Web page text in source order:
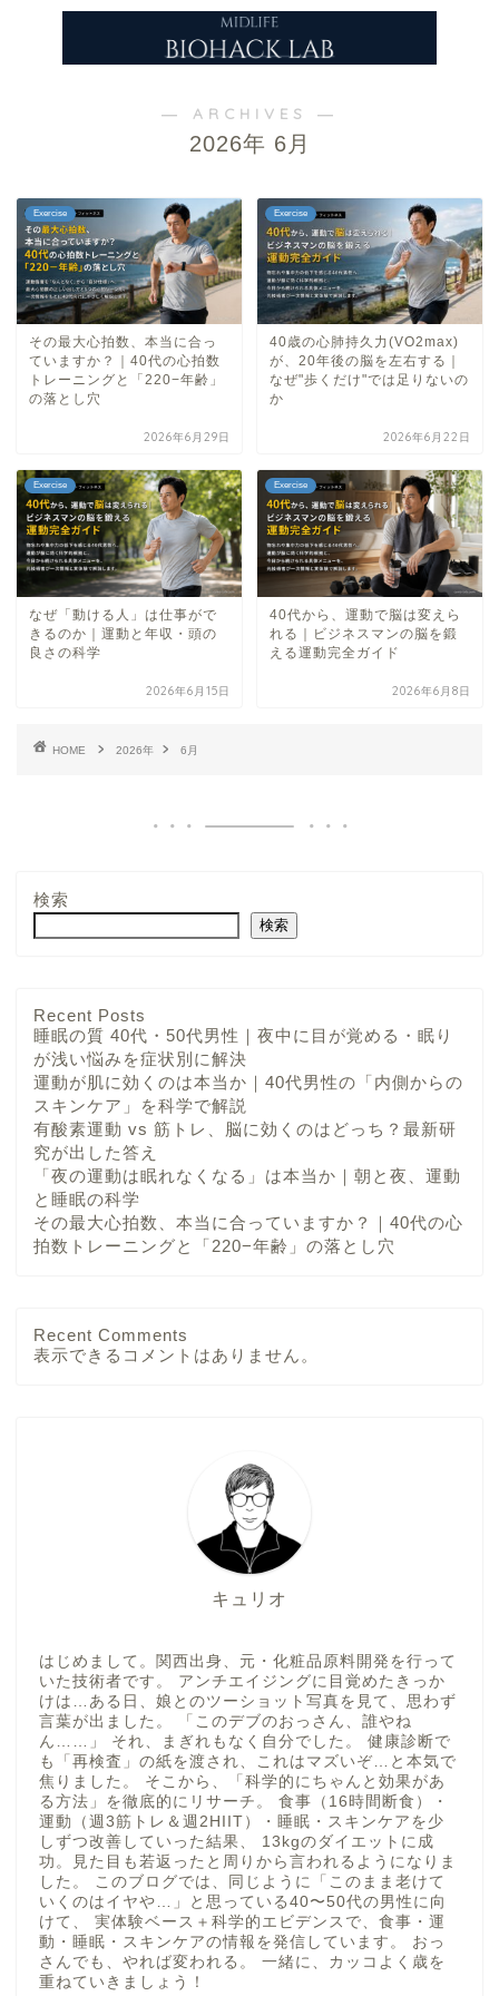
― ARCHIVES ―
2026年 6月
Exercise
その最大心拍数、本当に合っ
ていますか？｜40代の心拍数
トレーニングと「220−年齢」
の落とし穴
2026年6月29日
Exercise
40歳の心肺持久力(VO2max)
が、20年後の脳を左右する｜
なぜ"歩くだけ"では足りないの
か
2026年6月22日
Exercise
なぜ「動ける人」は仕事がで
きるのか｜運動と年収・頭の
良さの科学
2026年6月15日
Exercise
40代から、運動で脳は変えら
れる｜ビジネスマンの脳を鍛
える運動完全ガイド
2026年6月8日
HOME 2026年 6月
検索
検索
Recent Posts
睡眠の質 40代・50代男性｜夜中に目が覚める・眠り
が浅い悩みを症状別に解決
運動が肌に効くのは本当か｜40代男性の「内側からの
スキンケア」を科学で解説
有酸素運動 vs 筋トレ、脳に効くのはどっち？最新研
究が出した答え
「夜の運動は眠れなくなる」は本当か｜朝と夜、運動
と睡眠の科学
その最大心拍数、本当に合っていますか？｜40代の心
拍数トレーニングと「220−年齢」の落とし穴
Recent Comments
表示できるコメントはありません。
キュリオ
はじめまして。関西出身、元・化粧品原料開発を行って
いた技術者です。 アンチエイジングに目覚めたきっか
けは…ある日、娘とのツーショット写真を見て、思わず
言葉が出ました。 「このデブのおっさん、誰やね
ん……」 それ、まぎれもなく自分でした。 健康診断で
も「再検査」の紙を渡され、これはマズいぞ…と本気で
焦りました。 そこから、「科学的にちゃんと効果があ
る方法」を徹底的にリサーチ。 食事（16時間断食）・
運動（週3筋トレ＆週2HIIT）・睡眠・スキンケアを少
しずつ改善していった結果、 13kgのダイエットに成
功。見た目も若返ったと周りから言われるようになりま
した。 このブログでは、同じように「このまま老けて
いくのはイヤや…」と思っている40〜50代の男性に向
けて、 実体験ベース＋科学的エビデンスで、食事・運
動・睡眠・スキンケアの情報を発信しています。 おっ
さんでも、やれば変われる。 一緒に、カッコよく歳を
重ねていきましょう！